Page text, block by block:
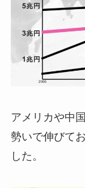
アメリカや中
勢いで伸びて
した。